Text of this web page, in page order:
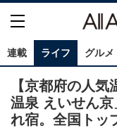
連載 ライフ グルメ
【京都府の人
温泉 えいせん
れ宿。全国トッ